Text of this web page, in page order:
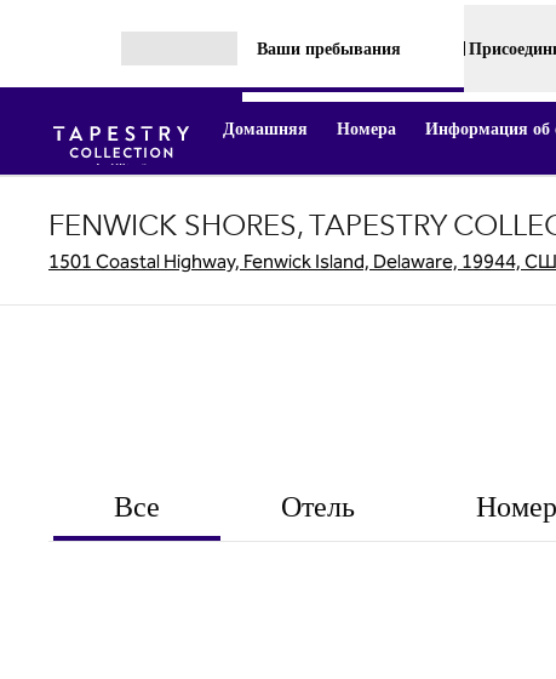
Ваши пребывания
Домашняя Номера Информация об
FENWICK SHORES, TAPESTRY
1501 Coastal Highway, Fenwick Island, Delaware, 19944,
Все Отель